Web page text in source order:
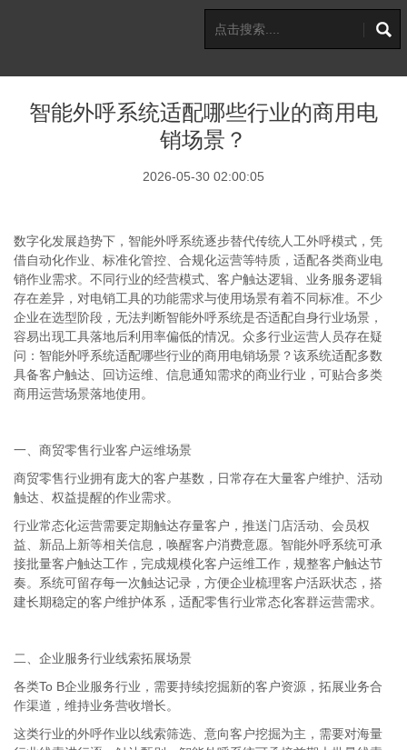
智能外呼系统适配哪些行业的商用电
销场景？
2026-05-30 02:00:05
数字化发展趋势下，智能外呼系统逐步替代传统人工外呼模式，凭
借自动化作业、标准化管控、合规化运营等特质，适配各类商业电
销作业需求。不同行业的经营模式、客户触达逻辑、业务服务逻辑
存在差异，对电销工具的功能需求与使用场景有着不同标准。不少
企业在选型阶段，无法判断智能外呼系统是否适配自身行业场景，
容易出现工具落地后利用率偏低的情况。众多行业运营人员存在疑
问：智能外呼系统适配哪些行业的商用电销场景？该系统适配多数
具备客户触达、回访运维、信息通知需求的商业行业，可贴合多类
商用运营场景落地使用。
一、商贸零售行业客户运维场景
商贸零售行业拥有庞大的客户基数，日常存在大量客户维护、活动
触达、权益提醒的作业需求。
行业常态化运营需要定期触达存量客户，推送门店活动、会员权
益、新品上新等相关信息，唤醒客户消费意愿。智能外呼系统可承
接批量客户触达工作，完成规模化客户运维工作，规整客户触达节
奏。系统可留存每一次触达记录，方便企业梳理客户活跃状态，搭
建长期稳定的客户维护体系，适配零售行业常态化客群运营需求。
二、企业服务行业线索拓展场景
各类To B企业服务行业，需要持续挖掘新的客户资源，拓展业务合
作渠道，维持业务营收增长。
这类行业的外呼作业以线索筛选、意向客户挖掘为主，需要对海量